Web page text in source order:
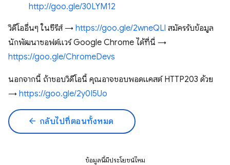
http://goo.gle/30LYM12
วิดีโออื่นๆ ในซีรีส์ → https://goo.gle/2wneQLl สมัครรับข้อมูล
นักพัฒนาซอฟต์แวร์ Google Chrome ได้ที่นี่ →
https://goo.gle/ChromeDevs
นอกจากนี้ ถ้าชอบวิดีโอนี้ คุณอาจชอบพอดแคสต์ HTTP203 ด้วย
→ https://goo.gle/2y0I5Uo
arrow_back กลับไปที่ตอนทั้งหมด
ข้อมูลนี้มีประโยชน์ไหม